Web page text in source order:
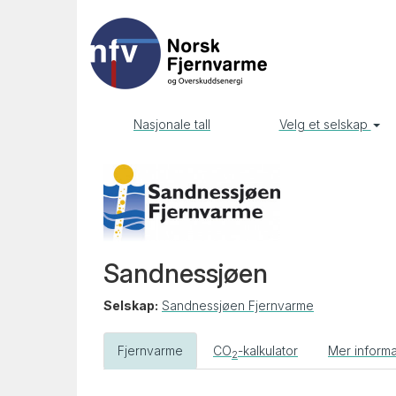
Nasjonale tall Velg et selskap
Sandnessjøen
Selskap: Sandnessjøen Fjernvarme
Fjernvarme CO2-kalkulator Mer